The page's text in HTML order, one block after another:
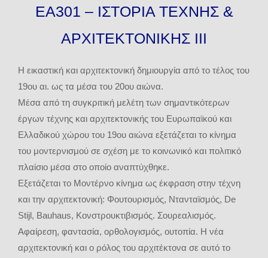
ΕΑ301 – ΙΣΤΟΡΙΑ ΤΕΧΝΗΣ &
ΑΡΧΙΤΕΚΤΟΝΙΚΗΣ ΙΙΙ
Η εικαστική και αρχιτεκτονική δημιουργία από το τέλος του
19ου αι. ως τα μέσα του 20ου αιώνα.
Μέσα από τη συγκριτική μελέτη των σημαντικότερων
έργων τέχνης και αρχιτεκτονικής του Ευρωπαϊκού και
Ελλαδικού χώρου του 19ου αιώνα εξετάζεται το κίνημα
του μοντερνισμού σε σχέση με το κοινωνικό και πολιτικό
πλαίσιο μέσα στο οποίο αναπτύχθηκε.
Εξετάζεται το Μοντέρνο κίνημα ως έκφραση στην τέχνη
και την αρχιτεκτονική: Φουτουρισμός, Ντανταϊσμός, De
Stijl, Bauhaus, Κονστρουκτιβισμός. Σουρεαλισμός.
Αφαίρεση, φαντασία, ορθολογισμός, ουτοπία. Η νέα
αρχιτεκτονική και ο ρόλος του αρχιτέκτονα σε αυτό το